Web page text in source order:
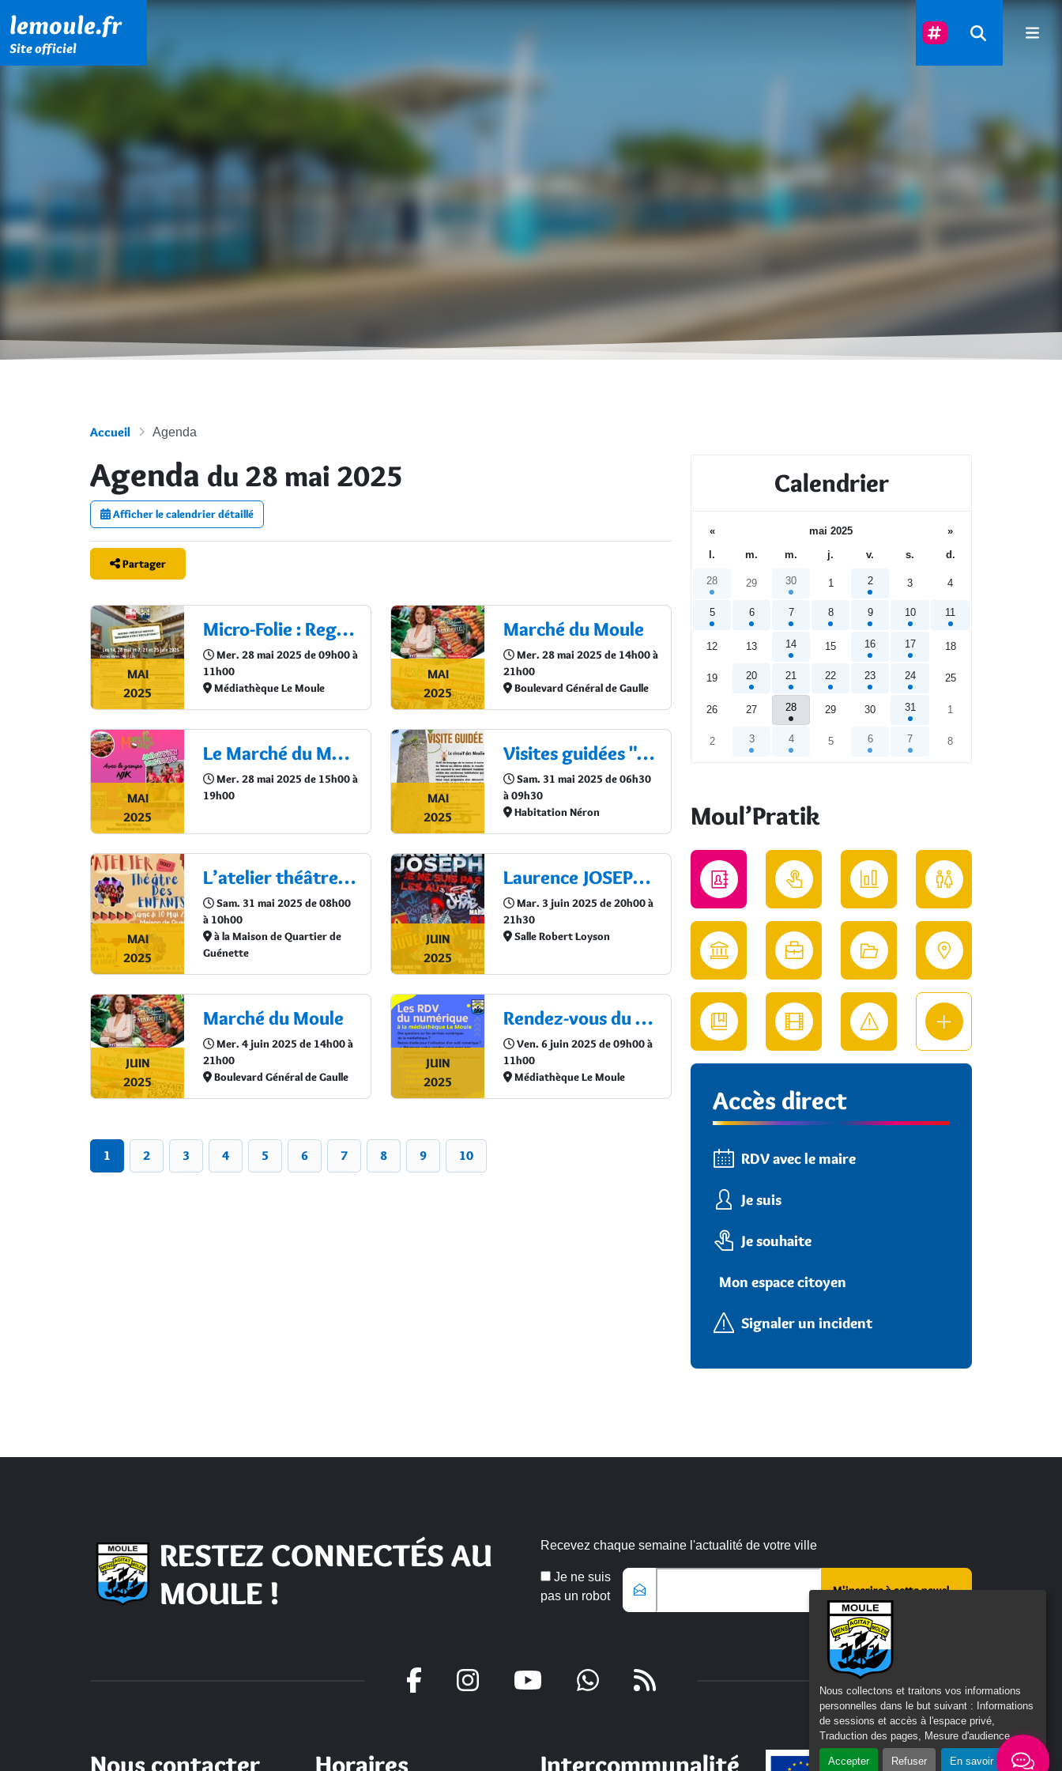
Nous collectons et traitons vos informations
personnelles dans le but suivant :
Informations
de sessions et accès à l'espace privé,
Traduction des pages, Mesure d'audience.
Accepter Refuser En savoir plus
lemoule.fr
Site officiel
Suivez-Nous
Accueil Agenda
Agenda du 28 mai 2025
Afficher le calendrier détaillé
Partager
MAI
2025
Micro-Folie : Regards sur l’esclavage
Mer. 28 mai 2025 de 09h00 à
11h00
Médiathèque Le Moule
MAI
2025
Marché du Moule
Mer. 28 mai 2025 de 14h00 à
21h00
Boulevard Général de Gaulle
MAI
2025
Le Marché du Moule
Mer. 28 mai 2025 de 15h00 à
19h00
MAI
2025
Visites guidées "Le circuit des Moulins"
Sam. 31 mai 2025 de 06h30
à 09h30
Habitation Néron
MAI
2025
L’atelier théâtre enfants
Sam. 31 mai 2025 de 08h00
à 10h00
à la Maison de Quartier de
Guénette
JUIN
2025
Laurence JOSEPH JE NE SUIS PAS LES AUTRES, JUST ME
Mar. 3 juin 2025 de 20h00 à
21h30
Salle Robert Loyson
JUIN
2025
Marché du Moule
Mer. 4 juin 2025 de 14h00 à
21h00
Boulevard Général de Gaulle
JUIN
2025
Rendez-vous du Numérique
Ven. 6 juin 2025 de 09h00 à
11h00
Médiathèque Le Moule
1 2 3 4 5 6 7 8 9 10
Calendrier
« mai 2025
»
l.
m. m. j. v. s. d.
28 29 30 1 2 3 4
5 6 7 8 9 10 11
12 13 14 15 16 17 18
19 20 21 22 23 24 25
26 27 28 29 30 31 1
2 3 4 5 6 7 8
Moul’Pratik
Accès direct
RDV avec le maire
Je suis
Je souhaite
Mon espace citoyen
Signaler un incident
RESTEZ CONNECTÉS AU
MOULE !
Recevez chaque semaine l'actualité de votre ville
Je ne suis
pas un robot
Email
Nous contacter Horaires Intercommunalité